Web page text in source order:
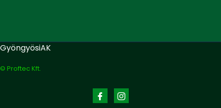
GyöngyösiAK
© Proftec Kft.